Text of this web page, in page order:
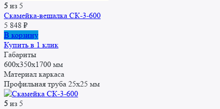
5 из 5
Скамейка-вешалка СК-3-600
5 848 ₽
В корзину
Купить в 1 клик
Габариты
600x350x1700 мм
Материал каркаса
Профильная труба 25x25 мм
5 из 5